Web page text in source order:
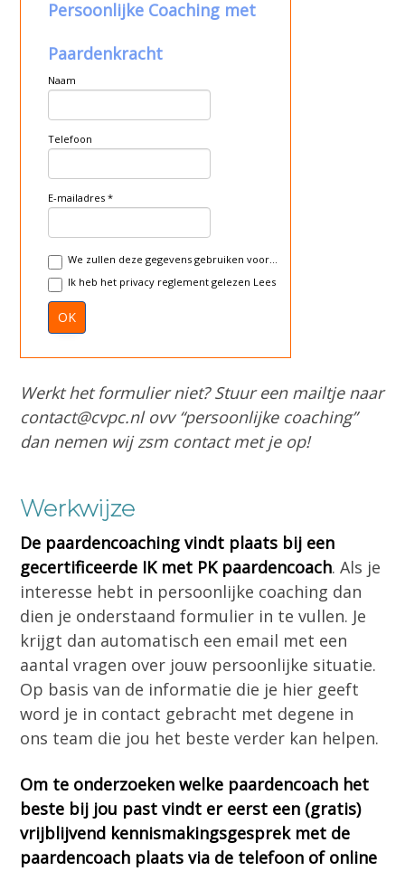
Persoonlijke Coaching met
Paardenkracht
Naam
Telefoon
E-mailadres
We zullen deze gegevens gebruiken voor...
Ik heb het privacy reglement gelezen Lees
OK
Werkt het formulier niet? Stuur een mailtje naar
contact@cvpc.nl ovv “persoonlijke coaching”
dan nemen wij zsm contact met je op!
Werkwijze
De paardencoaching vindt plaats bij een
gecertificeerde IK met PK paardencoach. Als je
interesse hebt in persoonlijke coaching dan
dien je onderstaand formulier in te vullen. Je
krijgt dan automatisch een email met een
aantal vragen over jouw persoonlijke situatie.
Op basis van de informatie die je hier geeft
word je in contact gebracht met degene in
ons team die jou het beste verder kan helpen.
Om te onderzoeken welke paardencoach het
beste bij jou past vindt er eerst een (gratis)
vrijblijvend kennismakingsgesprek met de
paardencoach plaats via de telefoon of online